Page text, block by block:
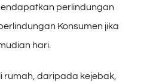
perlindungan
Konsumen jika
hari.
rumah, daripada kejebak,